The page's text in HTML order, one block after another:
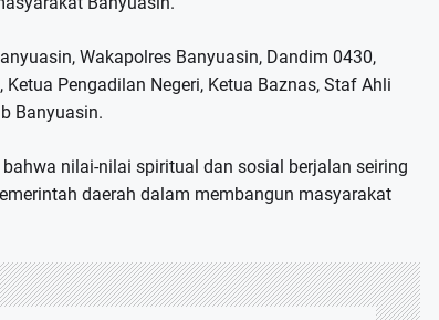
Wakapolres Banyuasin, Dandim 0430,
Pengadilan Negeri, Ketua Baznas, Staf Ahli
Banyuasin.
nilai-nilai spiritual dan sosial berjalan seiring
daerah dalam membangun masyarakat